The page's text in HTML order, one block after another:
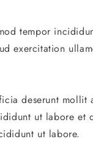
tempor
exercitation
deserunt mollit
ut labore et
ut labore.